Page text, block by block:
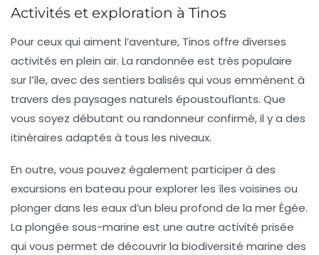
Activités et exploration à Tinos
Pour ceux qui aiment l’aventure, Tinos offre diverses
activités en plein air. La randonnée est très populaire
sur l’île, avec des sentiers balisés qui vous emmènent à
travers des paysages naturels époustouflants. Que
vous soyez débutant ou randonneur confirmé, il y a des
itinéraires adaptés à tous les niveaux.
En outre, vous pouvez également participer à des
excursions en bateau pour explorer les îles voisines ou
plonger dans les eaux d’un bleu profond de la mer Égée.
La plongée sous-marine est une autre activité prisée
qui vous permet de découvrir la biodiversité marine des